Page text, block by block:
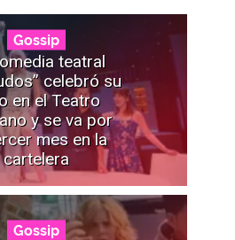
Gossip
teatral
celebró su
en el Teatro
y se va por
mes en la
cartelera
Gossip